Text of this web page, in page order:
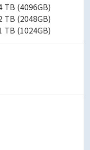
TB (4096GB)
TB (2048GB)
TB (1024GB)